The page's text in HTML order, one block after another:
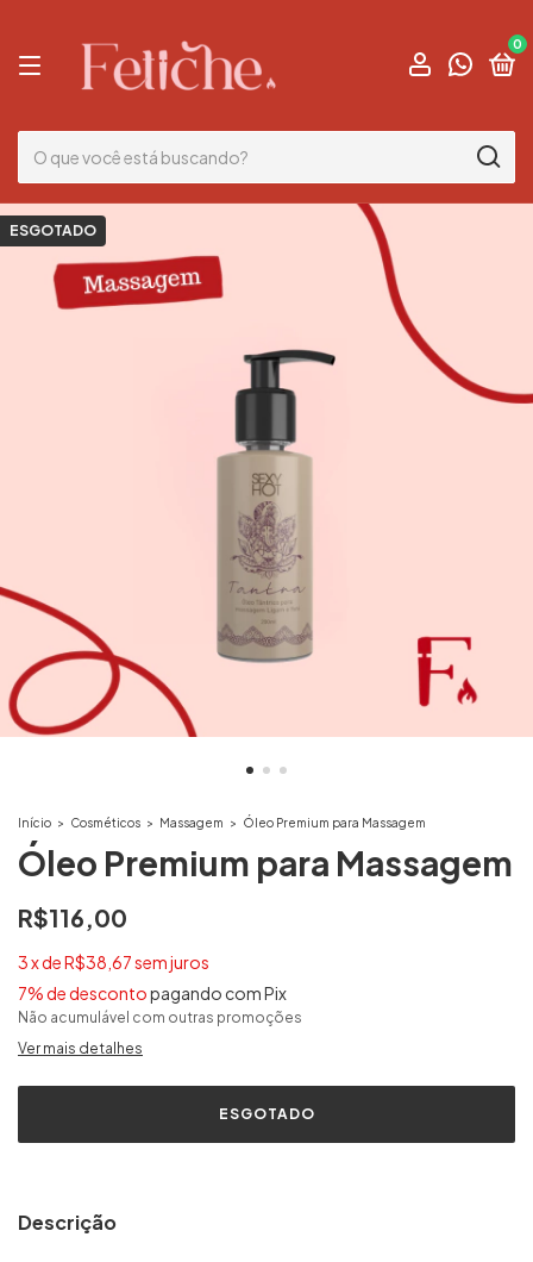
0
ESGOTADO
Início > Cosméticos > Massagem > Óleo Premium para Massagem
Óleo Premium para Massagem
R$116,00
3xdeR$38,67sem juros
7% de descontopagando com Pix
Não acumulável com outras promoções
Ver mais detalhes
Descrição